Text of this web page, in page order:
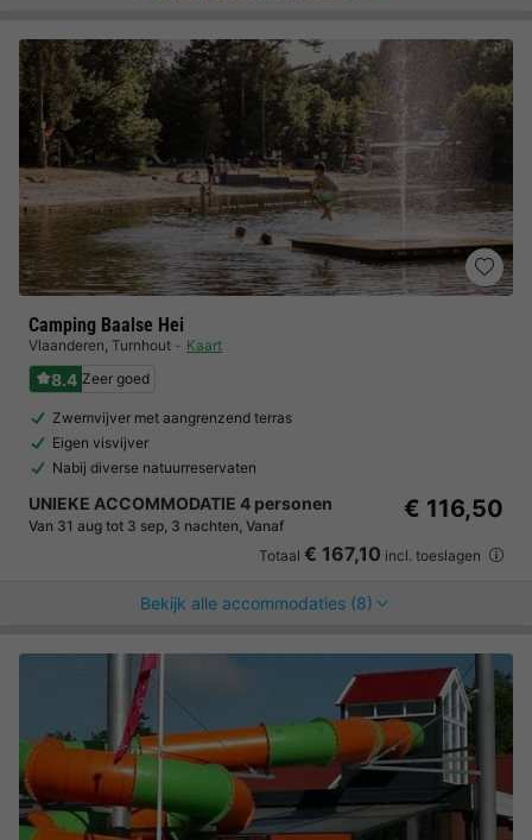
Camping Baalse Hei
Vlaanderen, Turnhout Kaart
8.4 Zeer goed
Zwemvijver met aangrenzend terras
Eigen visvijver
Nabij diverse natuurreservaten
UNIEKE ACCOMMODATIE 4 personen
Van 31 aug tot 3 sep, 3 nachten, Vanaf
€ 116,50
Totaal € 167,10 incl. toeslagen
Bekijk alle accommodaties (8)